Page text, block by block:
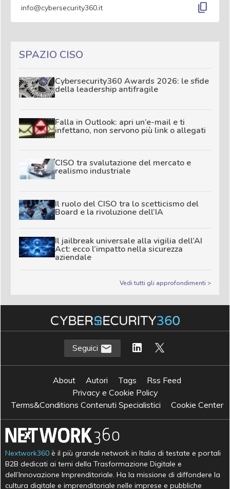
info@cybersecurity360.it content_copy
SPAZIO CISO
Cybersecurity360 Awards 2026: le sfide
della leadership antifragile
Falla in Outlook: apri un’e-mail e ti
infettano, non servono più link o allegati
CISO tra svalutazione del mercato e
realismo industriale
Il ruolo del CISO tra lo scetticismo del
Board e la rivoluzione dell’IA
Il jailbreak universale alla vigilia dell’AI
Act: ecco l’impatto nella sicurezza
aziendale
Vedi tutti gli approfondimenti >
Seguici
About Autori Tags
Rss Feed
Privacy e Cookie Policy
Terms&Conditions Contenuti Specialistici
Cookie Center
Nextwork360 è il più grande network in Italia di testate e portali
B2B dedicati ai temi della Trasformazione Digitale e
dell’Innovazione Imprenditoriale. Ha la missione di diffondere la
cultura digitale e imprenditoriale nelle imprese e pubbliche